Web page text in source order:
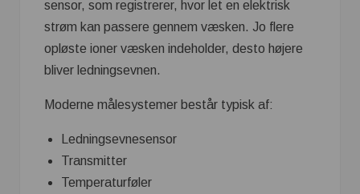
sensor, som registrerer, hvor let en elektrisk
strøm kan passere gennem væsken. Jo flere
opløste ioner væsken indeholder, desto højere
bliver ledningsevnen.
Moderne målesystemer består typisk af:
Ledningsevnesensor
Transmitter
Temperaturføler